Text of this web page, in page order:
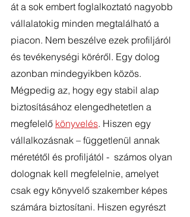
át a sok embert foglalkoztató nagyobb
vállalatokig minden megtalálható a
piacon. Nem beszélve ezek profiljáról
és tevékenységi köréről. Egy dolog
azonban mindegyikben közös.
Mégpedig az, hogy egy stabil alap
biztosításához elengedhetetlen a
megfelelő könyvelés. Hiszen egy
vállalkozásnak – függetlenül annak
méretétől és profiljától -  számos olyan
dolognak kell megfelelnie, amelyet
csak egy könyvelő szakember képes
számára biztosítani. Hiszen egyrészt